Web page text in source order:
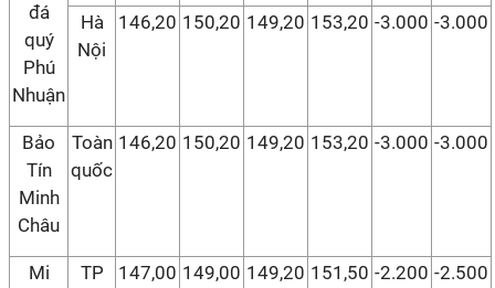
đá
quý
Phú
Nhuận
Hà
Nội
146,20 150,20 149,20 153,20 -3.000 -3.000
Bảo
Tín
Minh
Châu
Toàn
quốc
146,20 150,20 149,20 153,20 -3.000 -3.000
Mi
TP
147,00 149,00 149,20 151,50 -2.200 -2.500